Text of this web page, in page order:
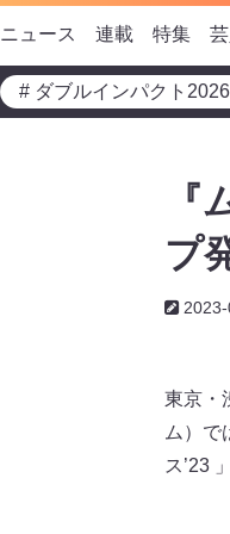
ニュース 連載 特集
# ダブルインパクト2026
プ
東京・
ム）で
ス’23